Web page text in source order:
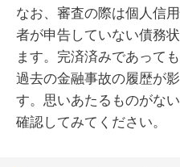
なお、審査の際は個人信
者が申告していない債務
ます。完済済みであって
過去の金融事故の履歴が
す。思いあたるものがな
確認してみてください。